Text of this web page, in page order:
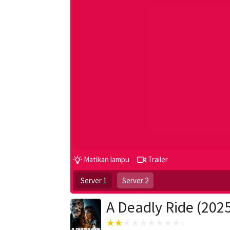
Matikan lampu Trailer
Server 1 Server 2
A Deadly Ride